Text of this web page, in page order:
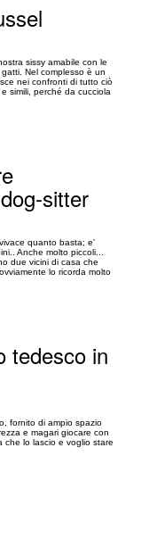
sissy amabile con le
Nel complesso è un
nei confronti di tutto ciò
simili, perché da cucciola
sitter
quanto basta; e'
Anche molto piccoli...
due vicini di casa che
lo ricorda molto
tedesco in
fornito di ampio spazio
e magari giocare con
che lo lascio e voglio stare